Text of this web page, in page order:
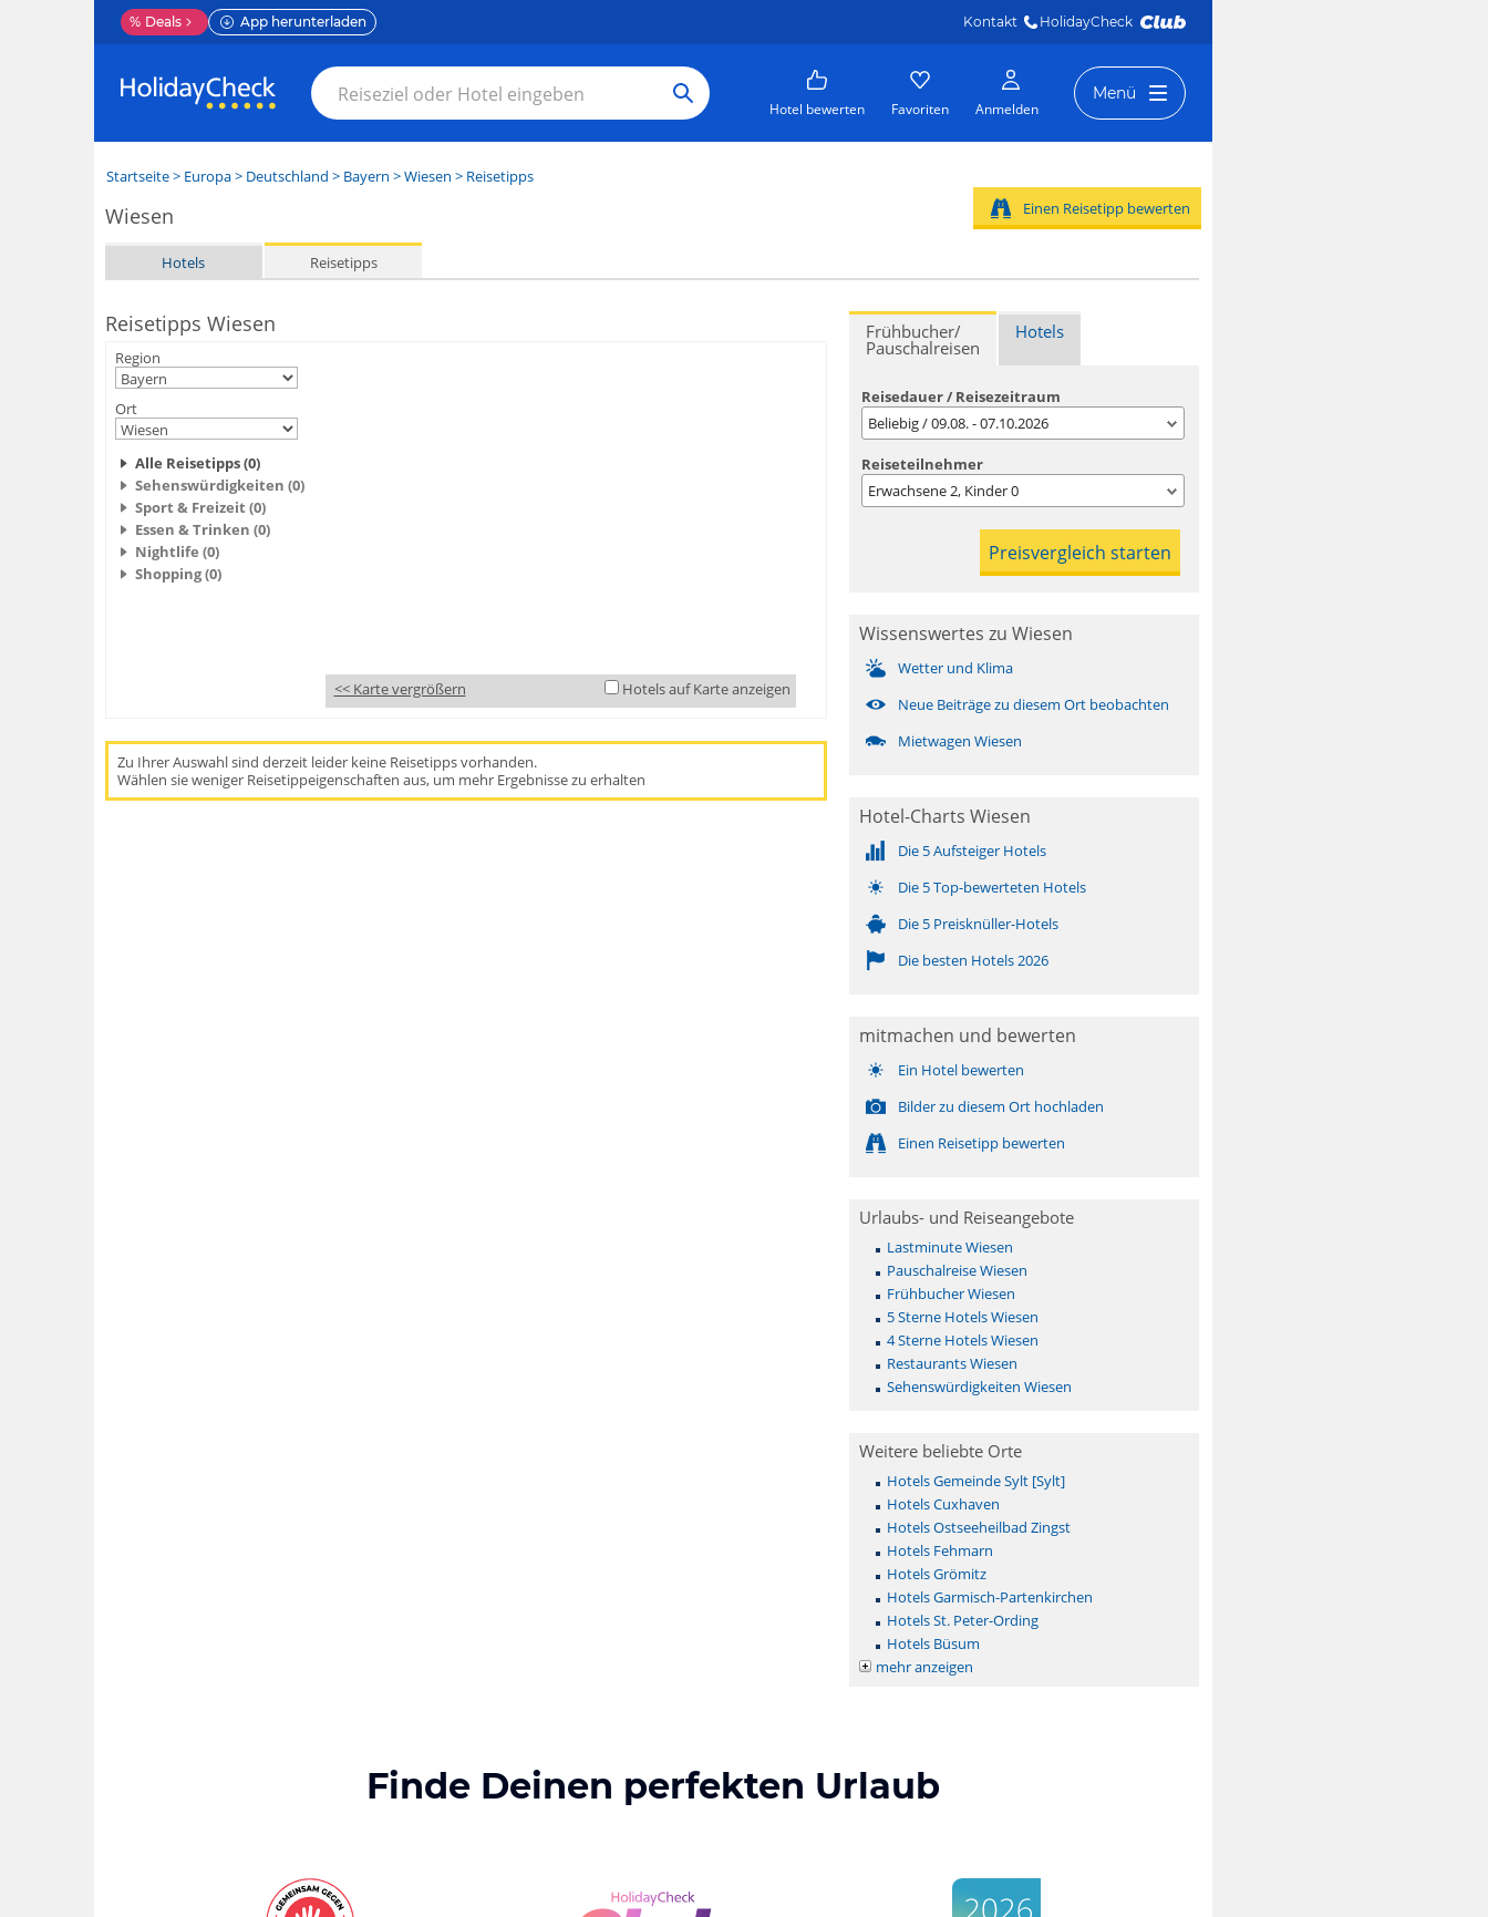
% Deals App herunterladen Kontakt HolidayCheck
Hotel bewerten Favoriten Anmelden
Menü
Startseite> Europa> Deutschland > Bayern >Wiesen > Reisetipps
Wiesen
Hotels Reisetipps
Einen Reisetipp bewerten
Reisetipps Wiesen
Region
Ort
Alle Reisetipps (0)
Sehenswürdigkeiten (0)
Sport & Freizeit (0)
Essen & Trinken (0)
Nightlife (0)
Shopping (0)
<< Karte vergrößern Hotels auf Karte anzeigen
Zu Ihrer Auswahl sind derzeit leider keine Reisetipps vorhanden.
Wählen sie weniger Reisetippeigenschaften aus, um mehr Ergebnisse zu erhalten
Frühbucher/
Pauschalreisen
Hotels
Reisedauer / Reisezeitraum
Beliebig / 09.08. - 07.10.2026
Reiseteilnehmer
Erwachsene2, Kinder0
Wissenswertes zu Wiesen
Wetter und Klima
Neue Beiträge zu diesem Ort beobachten
Mietwagen Wiesen
Hotel-Charts Wiesen
Die 5 Aufsteiger Hotels
Die 5 Top-bewerteten Hotels
Die 5 Preisknüller-Hotels
Die besten Hotels 2026
mitmachen und bewerten
Ein Hotel bewerten
Bilder zu diesem Ort hochladen
Einen Reisetipp bewerten
Urlaubs- und Reiseangebote
Lastminute Wiesen
Pauschalreise Wiesen
Frühbucher Wiesen
5 Sterne Hotels Wiesen
4 Sterne Hotels Wiesen
Restaurants Wiesen
Sehenswürdigkeiten Wiesen
Weitere beliebte Orte
Hotels Gemeinde Sylt [Sylt]
Hotels Cuxhaven
Hotels Ostseeheilbad Zingst
Hotels Fehmarn
Hotels Grömitz
Hotels Garmisch-Partenkirchen
Hotels St. Peter-Ording
Hotels Büsum
mehr anzeigen
Finde Deinen perfekten Urlaub